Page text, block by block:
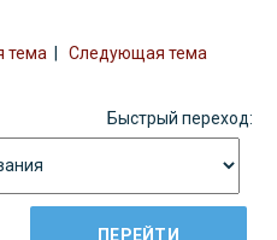
тема Следующая тема
Быстрый переход: